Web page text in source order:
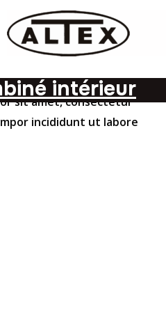
intérieur
sit amet, consectetur
incididunt ut labore